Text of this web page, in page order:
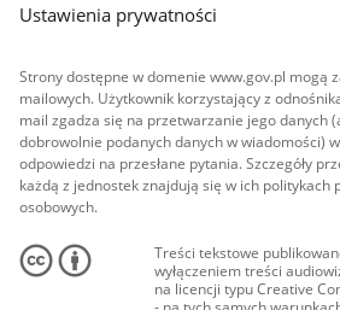
Ustawienia prywatności
Strony dostępne w domenie www.gov.pl mogą
mailowych. Użytkownik korzystający z
mail zgadza się na przetwarzanie jego danych
dobrowolnie podanych danych w wiadomości)
odpowiedzi na przesłane pytania. Szczegóły
każdą z jednostek znajdują się w ich politykach
osobowych.
Treści tekstowe
wyłączeniem treści
na licencji typu Creative